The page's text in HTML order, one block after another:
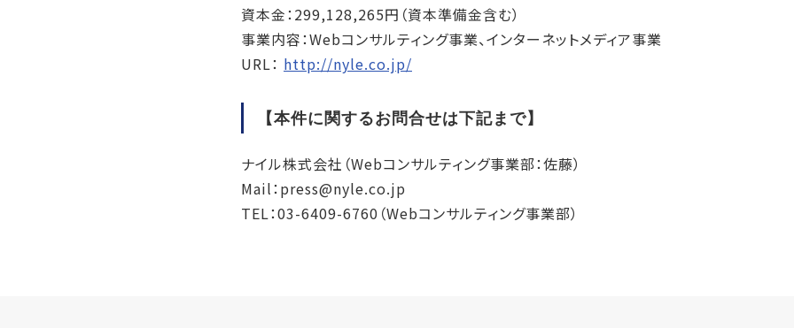
資本金：299,128,265円（資本準備金含む）
事業内容：Webコンサルティング事業、インターネットメディア事業
URL： http://nyle.co.jp/
【本件に関するお問合せは下記まで】
ナイル株式会社（Webコンサルティング事業部：佐藤）
Mail：press@nyle.co.jp
TEL：03-6409-6760（Webコンサルティング事業部）